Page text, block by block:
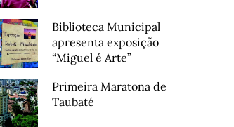
Biblioteca Municipal
apresenta exposição
“Miguel é Arte”
Primeira Maratona de
Taubaté